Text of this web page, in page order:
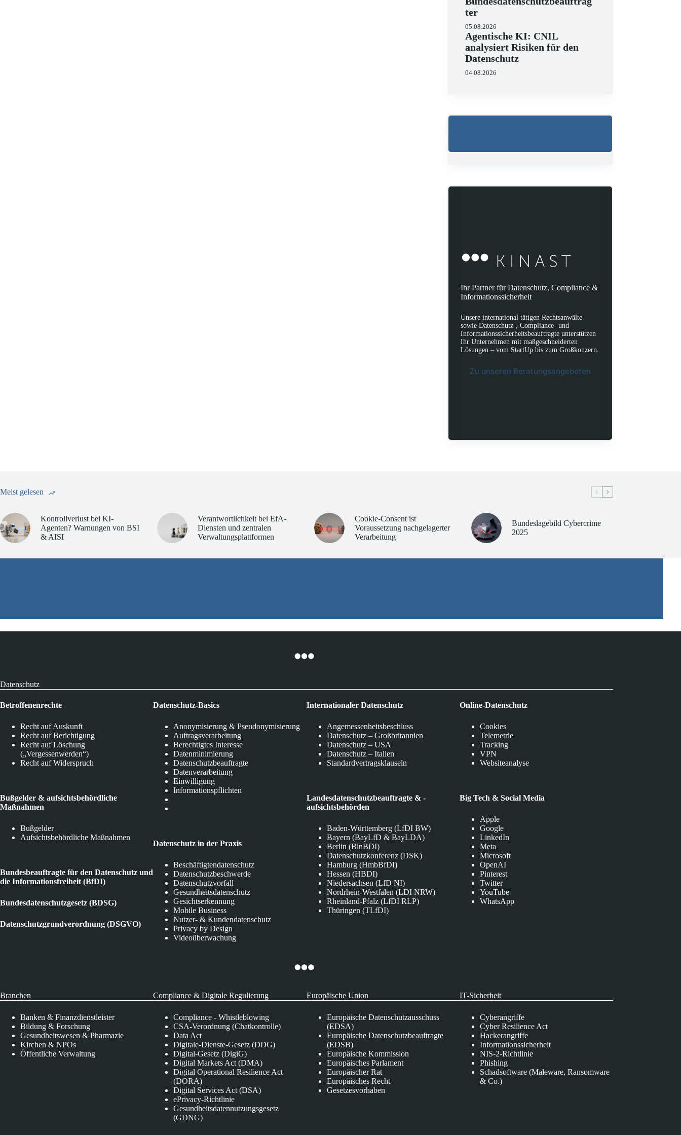
ter
05.08.2026
Agentische KI: CNIL
analysiert Risiken für den
Datenschutz
04.08.2026
Ihr Partner für Datenschutz, Compliance &
Informationssicherheit
Unsere international tätigen Rechtsanwälte
sowie Datenschutz-, Compliance- und
Informationssicherheitsbeauftragte unterstützen
Ihr Unternehmen mit maßgeschneiderten
Lösungen – vom StartUp bis zum Großkonzern.
Zu unseren Beratungsangeboten
Meist gelesen
Kontrollverlust bei KI-
Agenten? Warnungen von BSI
& AISI
Verantwortlichkeit bei EfA-
Diensten und zentralen
Verwaltungsplattformen
Cookie-Consent ist
Voraussetzung nachgelagerter
Verarbeitung
Bundeslagebild Cybercrime
2025
Datenschutz
Betroffenenrechte
Recht auf Auskunft
Recht auf Berichtigung
Recht auf Löschung
(„Vergessenwerden“)
Recht auf Widerspruch
Bußgelder & aufsichtsbehördliche
Maßnahmen
Bußgelder
Aufsichtsbehördliche Maßnahmen
Bundesbeauftragte für den Datenschutz und
die Informationsfreiheit (BfDI)
Bundesdatenschutzgesetz (BDSG)
Datenschutzgrundverordnung (DSGVO)
Datenschutz-Basics
Anonymisierung & Pseudonymisierung
Auftragsverarbeitung
Berechtigtes Interesse
Datenminimierung
Datenschutzbeauftragte
Datenverarbeitung
Einwilligung
Informationspflichten
Datenschutz in der Praxis
Beschäftigtendatenschutz
Datenschutzbeschwerde
Datenschutzvorfall
Gesundheitsdatenschutz
Gesichtserkennung
Mobile Business
Nutzer- & Kundendatenschutz
Privacy by Design
Videoüberwachung
Internationaler Datenschutz
Angemessenheitsbeschluss
Datenschutz – Großbritannien
Datenschutz – USA
Datenschutz – Italien
Standardvertragsklauseln
Landesdatenschutzbeauftragte & -
aufsichtsbehörden
Baden-Württemberg (LfDI BW)
Bayern (BayLfD & BayLDA)
Berlin (BlnBDI)
Datenschutzkonferenz (DSK)
Hamburg (HmbBfDI)
Hessen (HBDI)
Niedersachsen (LfD NI)
Nordrhein-Westfalen (LDI NRW)
Rheinland-Pfalz (LfDI RLP)
Thüringen (TLfDI)
Online-Datenschutz
Cookies
Telemetrie
Tracking
VPN
Websiteanalyse
Big Tech & Social Media
Apple
Google
LinkedIn
Meta
Microsoft
OpenAI
Pinterest
Twitter
YouTube
WhatsApp
Branchen
Banken & Finanzdienstleister
Bildung & Forschung
Gesundheitswesen & Pharmazie
Kirchen & NPOs
Öffentliche Verwaltung
Compliance & Digitale Regulierung
Compliance - Whistleblowing
CSA-Verordnung (Chatkontrolle)
Data Act
Digitale-Dienste-Gesetz (DDG)
Digital-Gesetz (DigiG)
Digital Markets Act (DMA)
Digital Operational Resilience Act
(DORA)
Digital Services Act (DSA)
ePrivacy-Richtlinie
Gesundheitsdatennutzungsgesetz
(GDNG)
Europäische Union
Europäische Datenschutzausschuss
(EDSA)
Europäische Datenschutzbeauftragte
(EDSB)
Europäische Kommission
Europäisches Parlament
Europäischer Rat
Europäisches Recht
Gesetzesvorhaben
IT-Sicherheit
Cyberangriffe
Cyber Resilience Act
Hackerangriffe
Informationssicherheit
NIS-2-Richtlinie
Phishing
Schadsoftware (Maleware, Ransomware
& Co.)